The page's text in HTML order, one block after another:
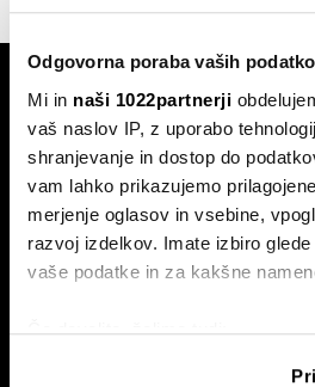
Odgovorna poraba vaših
Mi in naši 1022partnerji
vaš naslov IP, z uporabo
shranjevanje in dostop do
vam lahko prikazujemo
merjenje oglasov in vsebine,
razvoj izdelkov. Imate izbiro
vaše podatke in za kakšne
Če dovolite, želimo tudi:
Zbirati informacije o vaši
Ekonomija